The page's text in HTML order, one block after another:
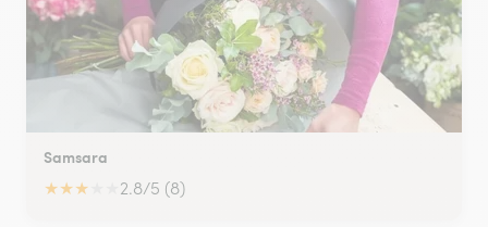
Samsara
★★★ 2.8/5 (8)